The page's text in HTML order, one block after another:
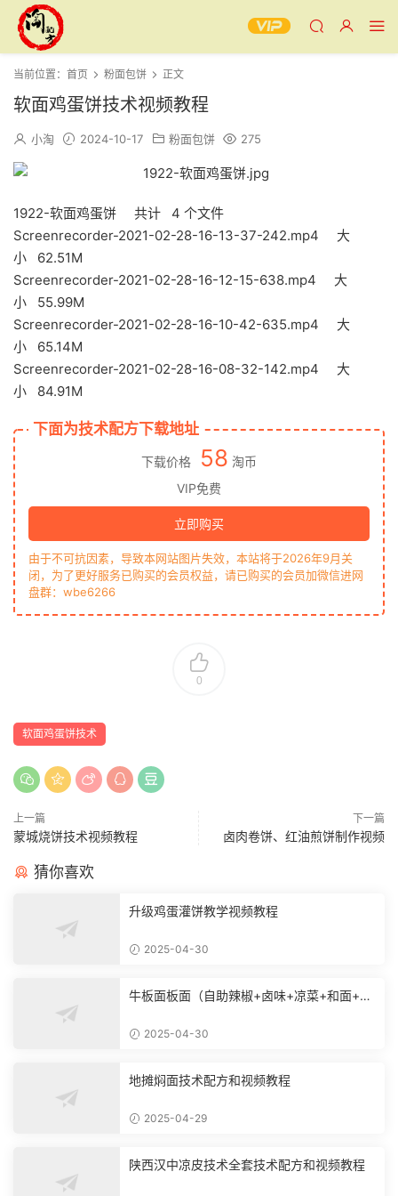
当前位置： 首页 粉面包饼 正文
软面鸡蛋饼技术视频教程
小淘 2024-10-17 粉面包饼 275
1922-软面鸡蛋饼 共计 4 个文件
Screenrecorder-2021-02-28-16-13-37-242.mp4 大
小 62.51M
Screenrecorder-2021-02-28-16-12-15-638.mp4 大
小 55.99M
Screenrecorder-2021-02-28-16-10-42-635.mp4 大
小 65.14M
Screenrecorder-2021-02-28-16-08-32-142.mp4 大
小 84.91M
下面为技术配方下载地址
下载价格 58 淘币
VIP免费
立即购买
由于不可抗因素，导致本网站图片失效，本站将于2026年9月关
闭，为了更好服务已购买的会员权益，请已购买的会员加微信进网
盘群：wbe6266
0
软面鸡蛋饼技术
上一篇
蒙城烧饼技术视频教程
下一篇
卤肉卷饼、红油煎饼制作视频
猜你喜欢
升级鸡蛋灌饼教学视频教程
2025-04-30
牛板面板面（自助辣椒+卤味+凉菜+和面+烙
2025-04-30
地摊焖面技术配方和视频教程
2025-04-29
陕西汉中凉皮技术全套技术配方和视频教程